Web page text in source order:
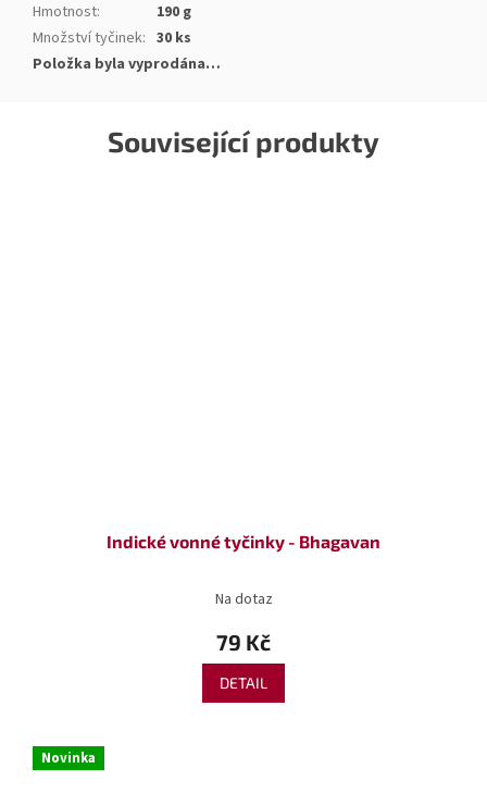
Související produkty
Indické vonné tyčinky - Bhagavan
Na dotaz
79 Kč
DETAIL
Novinka
Hmotnost:
190 g
Množství tyčinek: 30 ks
Položka byla vyprodána…